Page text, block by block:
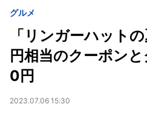
グルメ
「リンガーハット
円相当のクーポン
0円
2023.07.06 15:30